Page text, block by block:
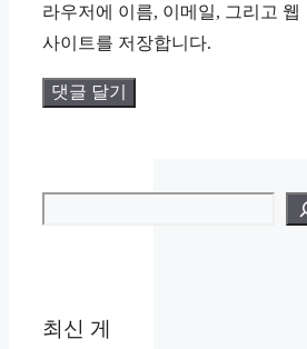
트
라우저에 이름, 이메일, 그리고 웹
사이트를 저장합니다.
최신 게